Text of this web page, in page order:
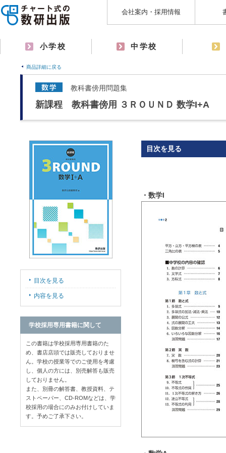
会社案内・採用情報
小学校 中学校
商品詳細に戻る
教科書傍用問題集
新課程 教科書傍用 ３ＲＯＵＮＤ 数学I+A
目次を見る
・数学I
目次を見る
内容を見る
学校採用専用書籍に関して
この書籍は学校採用専用書籍のた
め、書店店頭では販売しておりませ
ん。学校の授業等でのご使用を考慮
し、個人の方には、別売解答も販売
しておりません。
また、別冊の解答書、教授資料、テ
ストペーパー、CD-ROMなどは、学
校採用の場合にのみお付けしていま
す。予めご了承下さい。